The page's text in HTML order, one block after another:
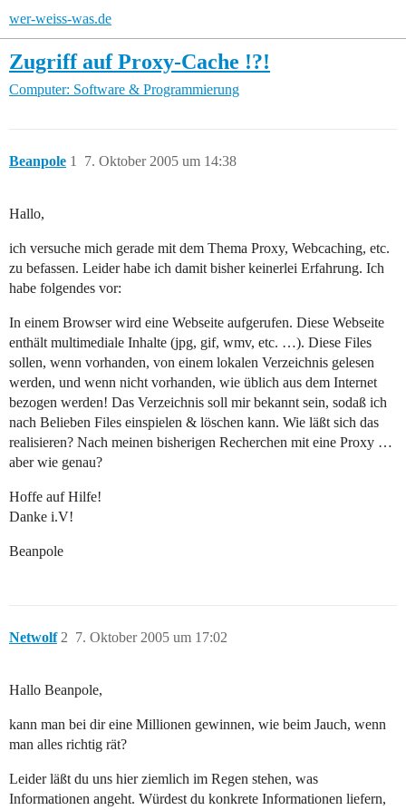
wer-weiss-was.de
Zugriff auf Proxy-Cache !?!
Computer: Software & Programmierung
Beanpole 7. Oktober 2005 um 14:38
1
Hallo,
ich versuche mich gerade mit dem Thema Proxy, Webcaching, etc.
zu befassen. Leider habe ich damit bisher keinerlei Erfahrung. Ich
habe folgendes vor:
In einem Browser wird eine Webseite aufgerufen. Diese Webseite
enthält multimediale Inhalte (jpg, gif, wmv, etc. …). Diese Files
sollen, wenn vorhanden, von einem lokalen Verzeichnis gelesen
werden, und wenn nicht vorhanden, wie üblich aus dem Internet
bezogen werden! Das Verzeichnis soll mir bekannt sein, sodaß ich
nach Belieben Files einspielen & löschen kann. Wie läßt sich das
realisieren? Nach meinen bisherigen Recherchen mit eine Proxy …
aber wie genau?
Hoffe auf Hilfe!
Danke i.V!
Beanpole
Netwolf 7. Oktober 2005 um 17:02
2
Hallo Beanpole,
kann man bei dir eine Millionen gewinnen, wie beim Jauch, wenn
man alles richtig rät?
Leider läßt du uns hier ziemlich im Regen stehen, was
Informationen angeht. Würdest du konkrete Informationen liefern,